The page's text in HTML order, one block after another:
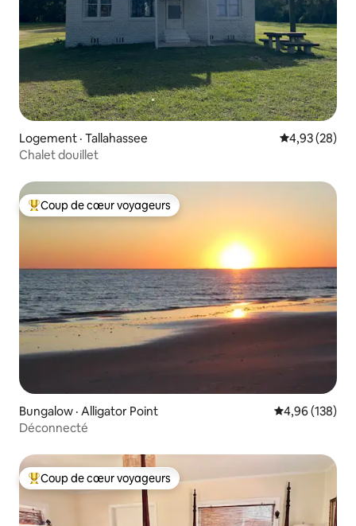
Logement · Tallahassee Note
4,93 (28)
Chalet douillet
Coup de cœur voyageurs parmi les plus aimés
Coup de cœur voyageurs
Bungalow · Alligator Point Note
4,96 (138)
Déconnecté
Coup de cœur voyageurs parmi les plus aimés
Coup de cœur voyageurs